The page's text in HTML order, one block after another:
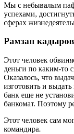
Мы с небывалым
успехами,
сферах
Рамзан
Этот человек
деньги по каким-то
Оказалось, что
изготовить и
банк еще не
банкомат. Поэтому
Этот человек сам
командира.